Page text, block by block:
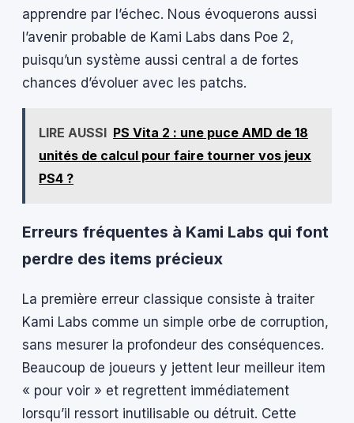
apprendre par l’échec. Nous évoquerons aussi
l’avenir probable de Kami Labs dans Poe 2,
puisqu’un système aussi central a de fortes
chances d’évoluer avec les patchs.
LIRE AUSSI PS Vita 2 : une puce AMD de 18
unités de calcul pour faire tourner vos jeux
PS4 ?
Erreurs fréquentes à Kami Labs qui font
perdre des items précieux
La première erreur classique consiste à traiter
Kami Labs comme un simple orbe de corruption,
sans mesurer la profondeur des conséquences.
Beaucoup de joueurs y jettent leur meilleur item
« pour voir » et regrettent immédiatement
lorsqu’il ressort inutilisable ou détruit. Cette